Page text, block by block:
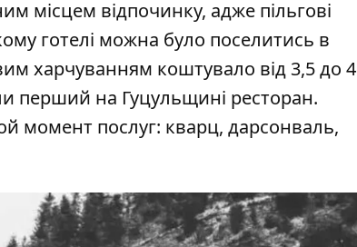
місцем відпочинку, адже пільгові
готелі можна було поселитись в
харчуванням коштувало від 3,5 до 4
перший на Гуцульщині ресторан.
момент послуг: кварц, дарсонваль,